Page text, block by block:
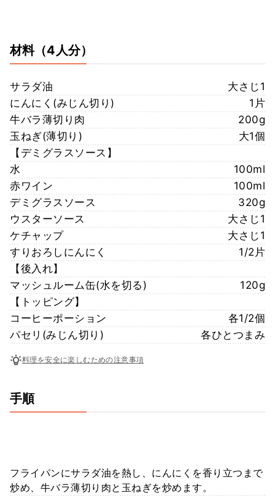
材料（4人分）
サラダ油
大さじ1
にんにく(みじん切り)
1片
牛バラ薄切り肉
200g
玉ねぎ(薄切り)
大1個
【デミグラスソース】
水
100ml
赤ワイン
100ml
デミグラスソース
320g
ウスターソース
大さじ1
ケチャップ
大さじ1
すりおろしにんにく
1/2片
【後入れ】
マッシュルーム缶(水を切る)
120g
【トッピング】
コーヒーポーション
各1/2個
パセリ(みじん切り)
各ひとつまみ
料理を安全に楽しむための注意事項
手順
フライパンにサラダ油を熱し、にんにくを香り立つまで
炒め、牛バラ薄切り肉と玉ねぎを炒めます。